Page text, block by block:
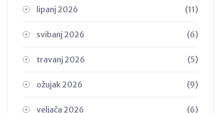
lipanj 2026 (11)
svibanj 2026 (6)
travanj 2026 (5)
ožujak 2026 (9)
veljača 2026 (6)